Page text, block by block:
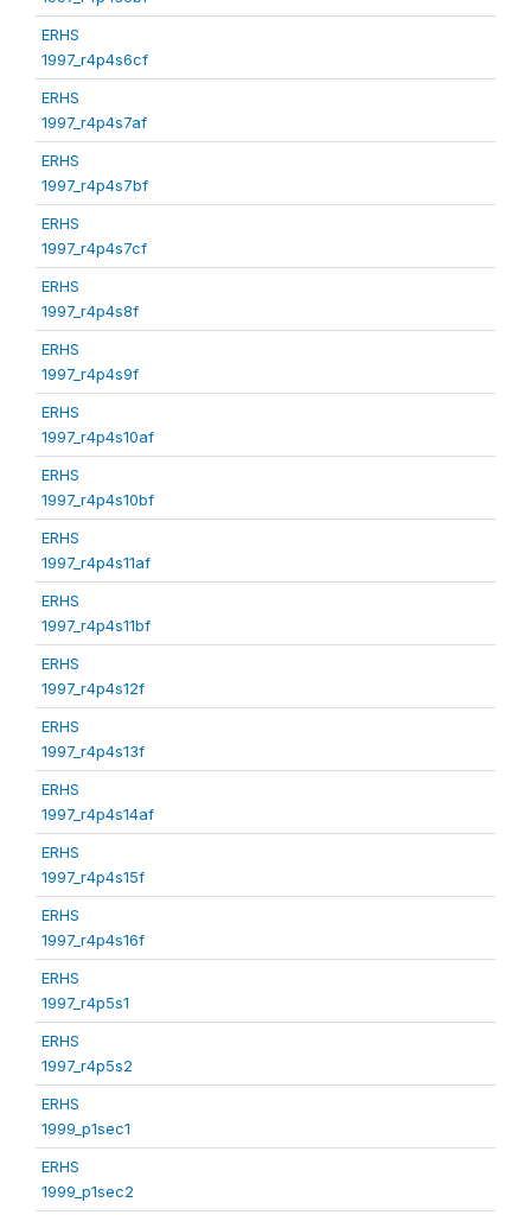
ERHS
1997_r4p4s6cf
ERHS
1997_r4p4s7af
ERHS
1997_r4p4s7bf
ERHS
1997_r4p4s7cf
ERHS
1997_r4p4s8f
ERHS
1997_r4p4s9f
ERHS
1997_r4p4s10af
ERHS
1997_r4p4s10bf
ERHS
1997_r4p4s11af
ERHS
1997_r4p4s11bf
ERHS
1997_r4p4s12f
ERHS
1997_r4p4s13f
ERHS
1997_r4p4s14af
ERHS
1997_r4p4s15f
ERHS
1997_r4p4s16f
ERHS
1997_r4p5s1
ERHS
1997_r4p5s2
ERHS
1999_p1sec1
ERHS
1999_p1sec2